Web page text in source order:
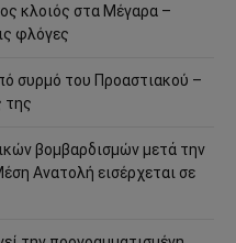
κλοιός στα Μέγαρα –
φλόγες
συρμό του Προαστιακού –
της
βομβαρδισμών μετά την
Ανατολή εισέρχεται σε